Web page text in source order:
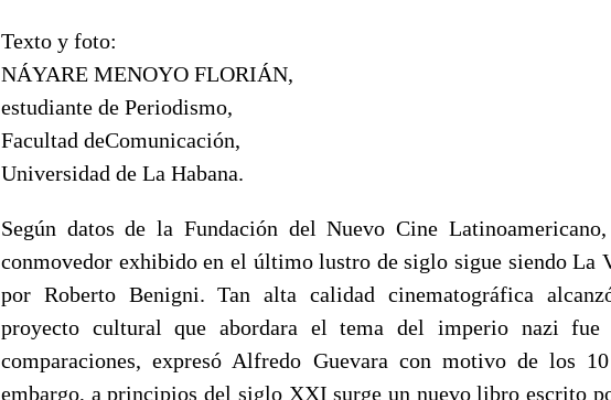
Texto y foto:
NÁYARE MENOYO FLORIÁN,
estudiante de Periodismo,
Facultad deComunicación,
Universidad de La Habana.
Según datos de la Fundación del Nuevo Cine
conmovedor exhibido en el último lustro de siglo sigue siendo La
por Roberto Benigni. Tan alta calidad cinematográfica
proyecto cultural que abordara el tema del imperio nazi
comparaciones, expresó Alfredo Guevara con motivo de los
embargo, a principios del siglo XXI surge un nuevo libro escrito